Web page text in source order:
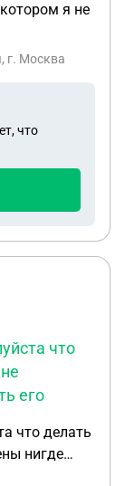
я не
г. Москва
что
что
его
что делать
нигде
по